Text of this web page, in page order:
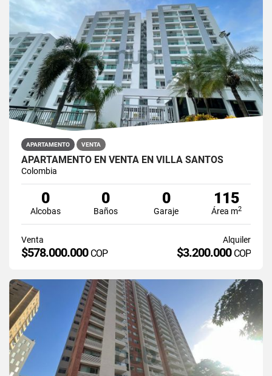
APARTAMENTO VENTA
APARTAMENTO EN VENTA EN VILLA SANTOS
Colombia
0
Alcobas
0
Baños
0
Garaje
115
Área m2
Venta
$578.000.000 COP
Alquiler
$3.200.000 COP